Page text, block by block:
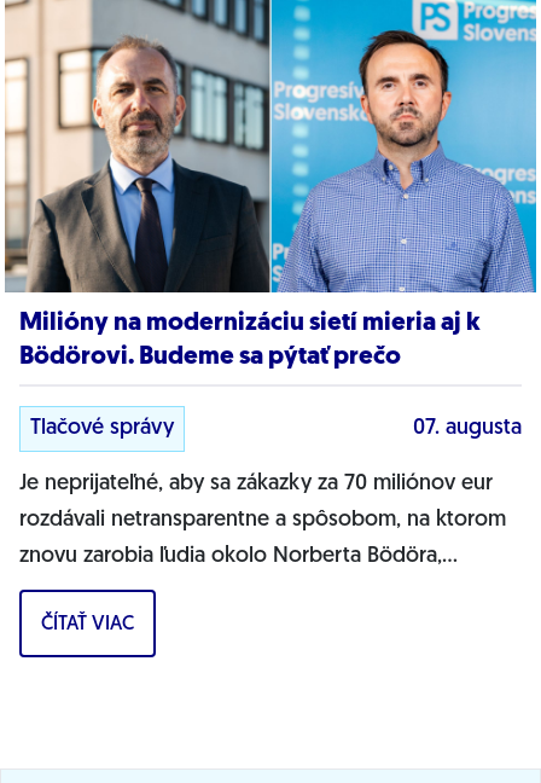
Milióny na modernizáciu sietí mieria aj k
Bödörovi. Budeme sa pýtať prečo
Tlačové správy 07. augusta
Je neprijateľné, aby sa zákazky za 70 miliónov eur
rozdávali netransparentne a spôsobom, na ktorom
znovu zarobia ľudia okolo Norberta Bödöra,
povedal podpredseda Progresívneho Slovenska a...
ČÍTAŤ VIAC